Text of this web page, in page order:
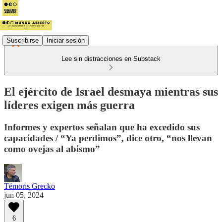
Suscribirse Iniciar sesión
Lee sin distracciones en Substack
El ejército de Israel desmaya mientras sus
líderes exigen más guerra
Informes y expertos señalan que ha excedido sus
capacidades / “Ya perdimos”, dice otro, “nos llevan
como ovejas al abismo”
Témoris Grecko
jun 05, 2024
6